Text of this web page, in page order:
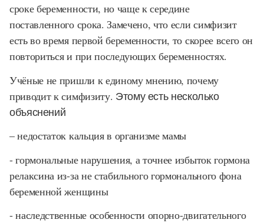
сроке беременности, но чаще к середине
поставленного срока. Замечено, что если симфизит
есть во время первой беременности, то скорее всего он
повториться и при последующих беременностях.
Учёные не пришли к единому мнению, почему
приводит к симфизиту. Этому есть несколько
объяснений
– недостаток кальция в организме мамы
- гормональные нарушения, а точнее избыток гормона
релаксина из-за не стабильного гормонального фона
беременной женщины
- наследственные особенности опорно-двигательного